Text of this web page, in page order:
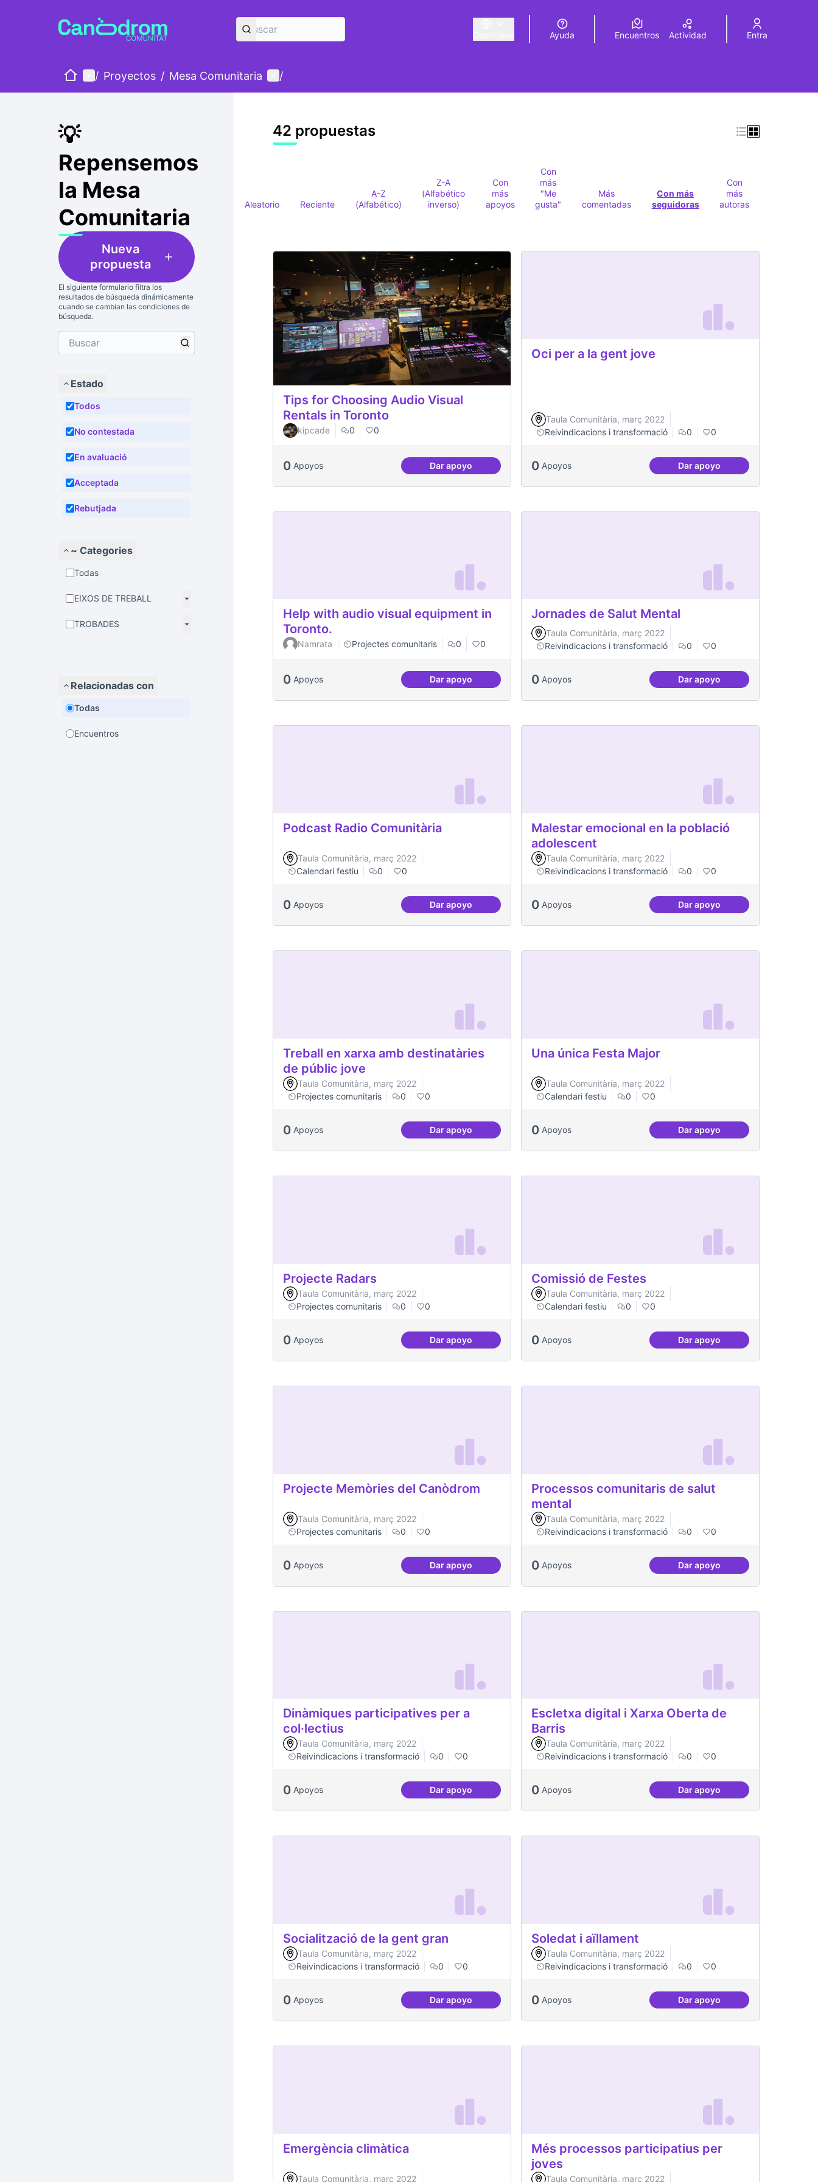
Triar la llengua Elegir el idioma Choose language
Ayuda Encuentros Actividad Entra
InicioMenú principal
/ Proyectos / Mesa Comunitaria Menú de usuario
/
💡
Repensemos
la Mesa
Comunitaria
Nueva
propuesta
El siguiente formulario filtra los
resultados de búsqueda dinámicamente
cuando se cambian las condiciones de
búsqueda.
Estado
Todos
No contestada
En avaluació
Acceptada
Rebutjada
~ Categories
Todas
EIXOS DE TREBALL
TROBADES
Relacionadas con
Todas
Encuentros
42 propuestas
Aleatorio Reciente
A-Z
(Alfabético)
Z-A
(Alfabético
inverso)
Con
más
apoyos
Con
más
"Me
gusta"
Más
comentadas
Con más
seguidoras
Con
más
autoras
Tips for Choosing Audio Visual
Rentals in Toronto
kipcade 0 0
0 Apoyos Dar apoyoTips for Choosing Audio Visual Rentals in Toronto
Oci per a la gent jove
Taula Comunitària, març 2022
Reivindicacions i transformació
0 0
0 Apoyos Dar apoyoOci per a la gent jove
Help with audio visual equipment in
Toronto.
Namrata Projectes comunitaris 0 0
0 Apoyos Dar apoyoHelp with audio visual equipment in Toronto.
Jornades de Salut Mental
Taula Comunitària, març 2022
Reivindicacions i transformació
0 0
0 Apoyos Dar apoyoJornades de Salut Mental
Podcast Radio Comunitària
Taula Comunitària, març 2022
Calendari festiu
0 0
0 Apoyos Dar apoyoPodcast Radio Comunitària
Malestar emocional en la població
adolescent
Taula Comunitària, març 2022
Reivindicacions i transformació
0 0
0 Apoyos Dar apoyoMalestar emocional en la
Treball en xarxa amb destinatàries
de públic jove
Taula Comunitària, març 2022
Projectes comunitaris
0 0
0 Apoyos Dar apoyoTreball en xarxa amb destinatàries de públic jove
Una única Festa Major
Taula Comunitària, març 2022
Calendari festiu
0 0
0 Apoyos Dar apoyoUna única Festa Major
Projecte Radars
Taula Comunitària, març 2022
Projectes comunitaris
0 0
0 Apoyos Dar apoyoProjecte Radars
Comissió de Festes
Taula Comunitària, març 2022
Calendari festiu
0 0
0 Apoyos Dar apoyoComissió de Festes
Projecte Memòries del Canòdrom
Taula Comunitària, març 2022
Projectes comunitaris
0 0
0 Apoyos Dar apoyoProjecte Memòries del Canòdrom
Processos comunitaris de salut
mental
Taula Comunitària, març 2022
Reivindicacions i transformació
0 0
0 Apoyos Dar apoyoProcessos comunitaris de
Dinàmiques participatives per a
col·lectius
Taula Comunitària, març 2022
Reivindicacions i transformació
0 0
0 Apoyos Dar apoyoDinàmiques participatives per a col·lectius
Escletxa digital i Xarxa Oberta de
Barris
Taula Comunitària, març 2022
Reivindicacions i transformació
0 0
0 Apoyos Dar apoyoEscletxa digital i Xarxa
Socialització de la gent gran
Taula Comunitària, març 2022
Reivindicacions i transformació
0 0
0 Apoyos Dar apoyoSocialització de la gent gran
Soledat i aïllament
Taula Comunitària, març 2022
Reivindicacions i transformació
0 0
0 Apoyos Dar apoyoSoledat i aïllament
Emergència climàtica
Taula Comunitària, març 2022
Més processos participatius per
joves
Taula Comunitària, març 2022